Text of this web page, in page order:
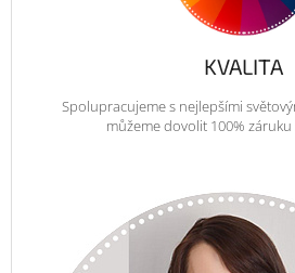
KVALITA
Spolupracujeme s nejlepšími
můžeme dovolit 100%